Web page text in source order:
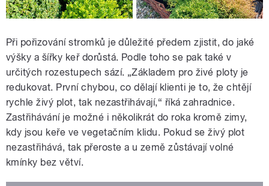
Při pořizování stromků je důležité předem zjistit, do jaké
výšky a šířky keř dorůstá. Podle toho se pak také v
určitých rozestupech sází. „Základem pro živé ploty je
redukovat. První chybou, co dělají klienti je to, že chtějí
rychle živý plot, tak nezastřihávají,“ říká zahradnice.
Zastřihávání je možné i několikrát do roka kromě zimy,
kdy jsou keře ve vegetačním klidu. Pokud se živý plot
nezastřihává, tak přeroste a u země zůstávají volné
kmínky bez větví.